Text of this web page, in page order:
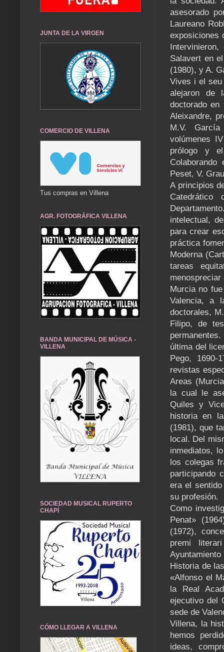
asesorado
Laureano
exposiciones
Salavert en
(1980), y A.
Vives i el seu
alejaron de
doctorado
Aleixandre,
M.V.
volúmenes
prólogo y
Peset, V.
A principios
Catedrático
intelectual,
para crear
práctica
Moderna
tareas
menospreciar
Murcia no
Valencia, a
doctorales,
Filipo, de
última del
Pego, 1690-
revistas
Areas
la cual le
Quiles y
historia en
(1981), que
local. Del
inmediatos,
los colegas
participando
era el
su profesión.
Como
Penat»
(1972),
premi
Historia de
«Alfonso el
la Real
ejecutivo del
sede de
Villena, la
hemos
ideas,
JUNTA DE LA VIRGEN
COMERCIO DE VILLENA
Tus compras en Villena
AGR. FOTOGRÁFICA VILLENA
BANDA MUNICIPAL DE MÚSICA -
VILLENA
SOCIEDAD MUSICAL RUPERTO
CHAPÍ
CÓMO LLEGAR A VILLENA